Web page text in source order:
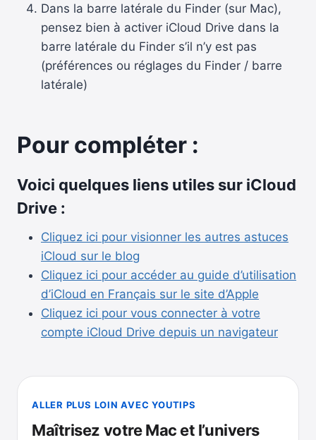
Dans la barre latérale du Finder (sur Mac),
pensez bien à activer iCloud Drive dans la
barre latérale du Finder s’il n’y est pas
(préférences ou réglages du Finder / barre
latérale)
Pour compléter :
Voici quelques liens utiles sur iCloud
Drive :
Cliquez ici pour visionner les autres astuces
iCloud sur le blog
Cliquez ici pour accéder au guide d’utilisation
d’iCloud en Français sur le site d’Apple
Cliquez ici pour vous connecter à votre
compte iCloud Drive depuis un navigateur
ALLER PLUS LOIN AVEC YOUTIPS
Maîtrisez votre Mac et l’univers